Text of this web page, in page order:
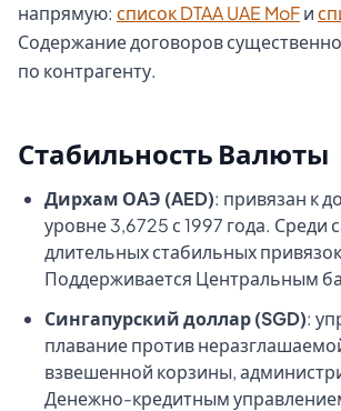
напрямую: список DTAA UAE MoFи
Содержание договоров
по контрагенту.
Стабильность Валюты
Дирхам ОАЭ (AED): привязан к
уровне 3,6725 с 1997 года. Среди
длительных стабильных
Поддерживается Центральным
Сингапурский доллар (SGD):
плавание против
взвешенной корзины,
Денежно-кредитным